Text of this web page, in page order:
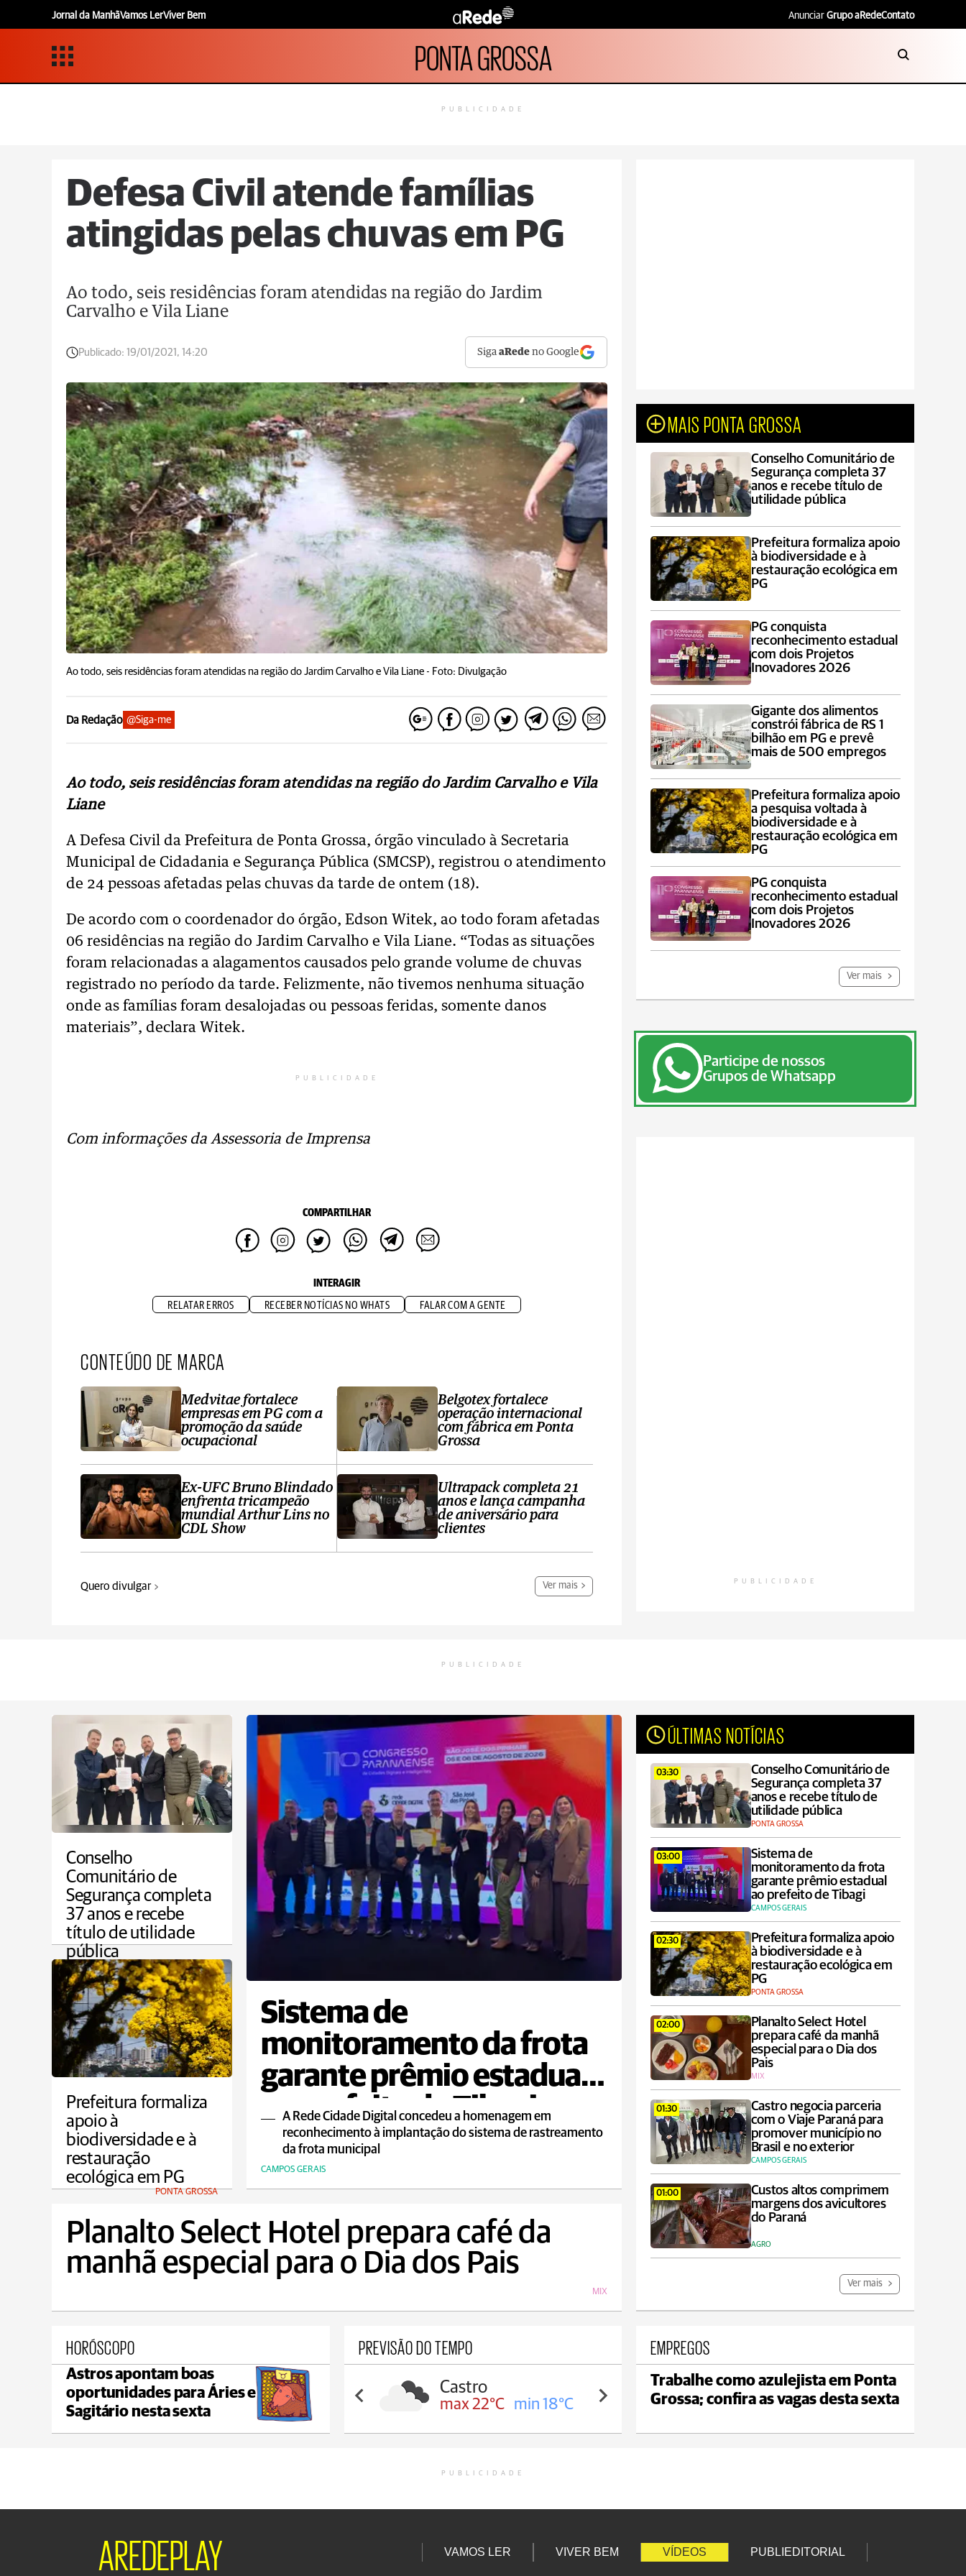
Jornal da ManhãVamos LerViver Bem Anunciar Grupo aRedeContato
PONTA GROSSA
PUBLICIDADE
Defesa Civil atende famílias
atingidas pelas chuvas em PG
Ao todo, seis residências foram atendidas na região do Jardim
Carvalho e Vila Liane
Publicado: 19/01/2021, 14:20 SigaaRede no Google
Ao todo, seis residências foram atendidas na região do Jardim Carvalho e Vila Liane - Foto: Divulgação
Da Redação @Siga-me
Ao todo, seis residências foram atendidas na região do Jardim Carvalho e Vila
Liane
A Defesa Civil da Prefeitura de Ponta Grossa, órgão vinculado à Secretaria
Municipal de Cidadania e Segurança Pública (SMCSP), registrou o atendimento
de 24 pessoas afetadas pelas chuvas da tarde de ontem (18).
De acordo com o coordenador do órgão, Edson Witek, ao todo foram afetadas
06 residências na região do Jardim Carvalho e Vila Liane. “Todas as situações
foram relacionadas a alagamentos causados pelo grande volume de chuvas
registrado no período da tarde. Felizmente, não tivemos nenhuma situação
onde as famílias foram desalojadas ou pessoas feridas, somente danos
materiais”, declara Witek.
PUBLICIDADE
Com informações da Assessoria de Imprensa
COMPARTILHAR
INTERAGIR
RELATAR ERROS RECEBER NOTÍCIAS NO WHATS FALAR COM A GENTE
CONTEÚDO DE MARCA
Medvitae fortalece
empresas em PG com a
promoção da saúde
ocupacional
Ex-UFC Bruno Blindado
enfrenta tricampeão
mundial Arthur Lins no
CDL Show
Belgotex fortalece
operação internacional
com fábrica em Ponta
Grossa
Ultrapack completa 21
anos e lança campanha
de aniversário para
clientes
Quero divulgar Ver mais
MAIS PONTA GROSSA
Conselho Comunitário de
Segurança completa 37
anos e recebe título de
utilidade pública
Prefeitura formaliza apoio
à biodiversidade e à
restauração ecológica em
PG
PG conquista
reconhecimento estadual
com dois Projetos
Inovadores 2026
Gigante dos alimentos
constrói fábrica de RS 1
bilhão em PG e prevê
mais de 500 empregos
Prefeitura formaliza apoio
a pesquisa voltada à
biodiversidade e à
restauração ecológica em
PG
PG conquista
reconhecimento estadual
com dois Projetos
Inovadores 2026
Ver mais
Participe de nossos
Grupos de Whatsapp
PUBLICIDADE
PUBLICIDADE
Conselho
Comunitário de
Segurança completa
37 anos e recebe
título de utilidade
pública
PONTA GROSSA
Sistema de
monitoramento da frota
garante prêmio estadual
ao prefeito de Tibagi
A Rede Cidade Digital concedeu a homenagem em
reconhecimento à implantação do sistema de rastreamento
da frota municipal
CAMPOS GERAIS
ÚLTIMAS NOTÍCIAS
03:30
Conselho Comunitário de
Segurança completa 37
anos e recebe título de
utilidade pública
PONTA GROSSA
03:00
Sistema de
monitoramento da frota
garante prêmio estadual
ao prefeito de Tibagi
CAMPOS GERAIS
02:30
Prefeitura formaliza apoio
à biodiversidade e à
restauração ecológica em
PG
PONTA GROSSA
02:00
Planalto Select Hotel
prepara café da manhã
especial para o Dia dos
Pais
MIX
01:30
Castro negocia parceria
com o Viaje Paraná para
promover município no
Brasil e no exterior
CAMPOS GERAIS
01:00
Custos altos comprimem
margens dos avicultores
do Paraná
AGRO
Ver mais
Prefeitura formaliza
apoio à
biodiversidade e à
restauração
ecológica em PG
PONTA GROSSA
Planalto Select Hotel prepara café da
manhã especial para o Dia dos Pais
MIX
HORÓSCOPO
Astros apontam boas
oportunidades para Áries e
Sagitário nesta sexta
PREVISÃO DO TEMPO
Castro
max 22°C min 18°C
Carambeí
max 21°C min 18°C
Jaguariaíva
max 22°C min 19°C
EMPREGOS
Trabalhe como azulejista em Ponta
Grossa; confira as vagas desta sexta
PUBLICIDADE
AREDEPLAY VAMOS LER VIVER BEM VÍDEOS PUBLIEDITORIAL